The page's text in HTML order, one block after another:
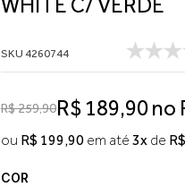
SKU 4260744
R$ 259,90R$ 189,90 no
ou R$ 199,90em até 3x de
COR